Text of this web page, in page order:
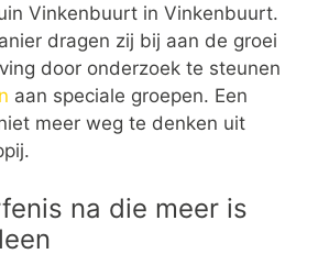
Vinkenbuurt in Vinkenbuurt.
dragen zij bij aan de groei
door onderzoek te steunen
aan speciale groepen. Een
meer weg te denken uit
na die meer is